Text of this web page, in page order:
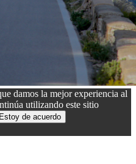
damos la mejor experiencia al
utilizando este sitio
Estoy de acuerdo